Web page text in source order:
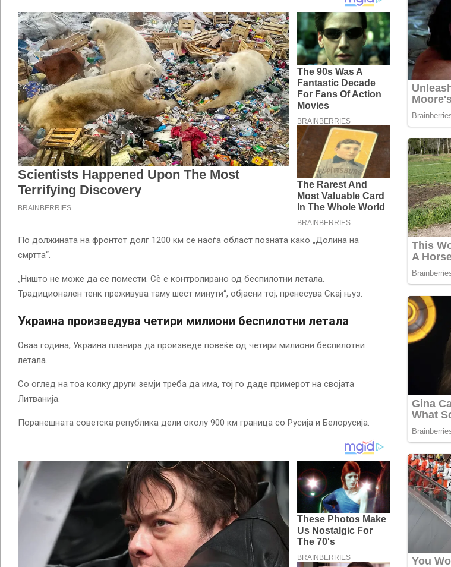
По должината на фронтот долг 1200 км се наоѓа област позната како „Долина на
смртта“.
„Ништо не може да се помести. Сè е контролирано од беспилотни летала.
Традиционален тенк преживува таму шест минути“, објасни тој, пренесува Скај њуз.
Украина произведува четири милиони беспилотни летала
Оваа година, Украина планира да произведе повеќе од четири милиони беспилотни
летала.
Со оглед на тоа колку други земји треба да има, тој го даде примерот на својата
Литванија.
Поранешната советска република дели околу 900 км граница со Русија и Белорусија.